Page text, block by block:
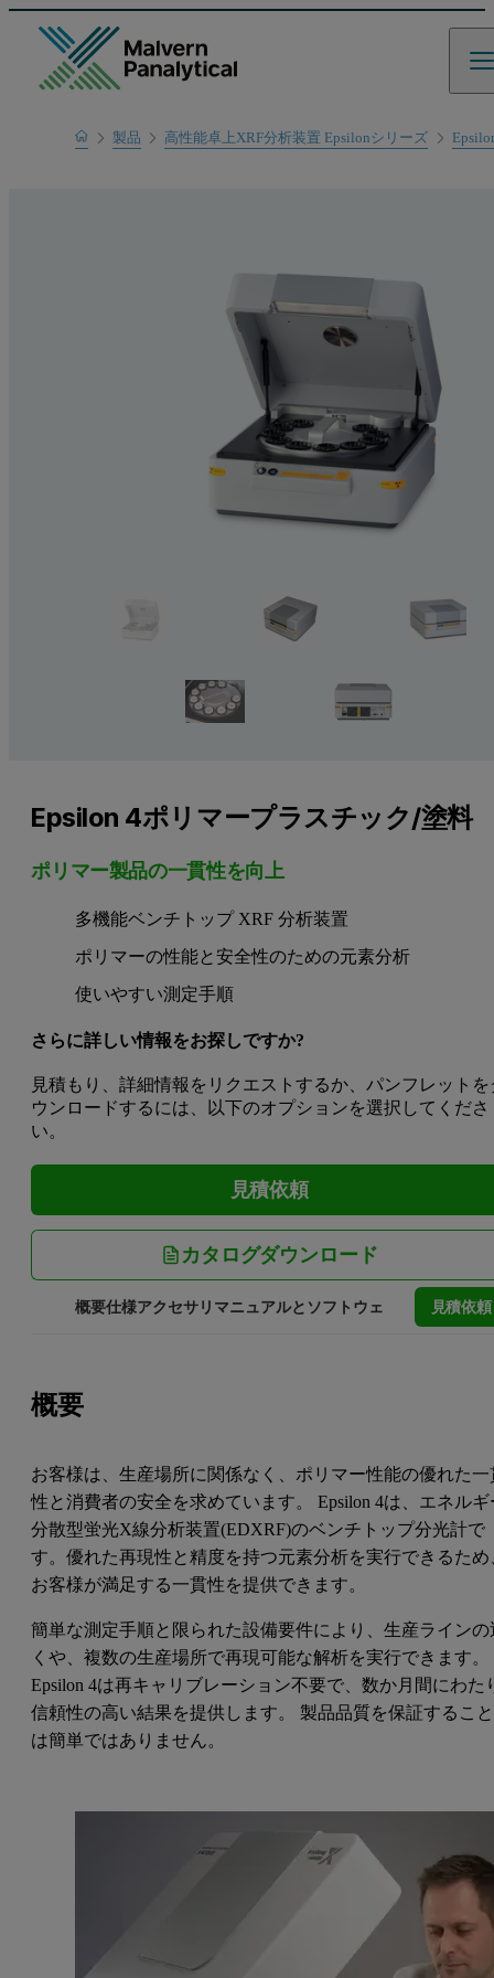
Home製品
製品一覧
高性能卓上XRF分析装置 Epsilonシリーズ
Epsilon 4ポリマープラスチック/塗料
ポリマー製品の一貫性を向上
多機能ベンチトップ XRF 分析装置
ポリマーの性能と安全性のための元素分析
使いやすい測定手順
さらに詳しい情報をお探しですか?
見積もり、詳細情報をリクエストするか、パンフレットを
ウンロードするには、以下のオプションを選択してくださ
い。
見積依頼
カタログダウンロード
概要仕様アクセサリ マニュアルとソフトウェア サービスと
見積依頼
概要
お客様は、生産場所に関係なく、ポリマー性能の優れた一
性と消費者の安全を求めています。 Epsilon 4は、エネルギ
分散型蛍光X線分析装置(EDXRF)のベンチトップ分光計で
す。優れた再現性と精度を持つ元素分析を実行できるため
お客様が満足する一貫性を提供できます。
簡単な測定手順と限られた設備要件により、生産ラインの
くや、複数の生産場所で再現可能な解析を実行できます。
Epsilon 4は再キャリブレーション不要で、数か月間にわた
信頼性の高い結果を提供します。 製品品質を保証すること
は簡単ではありません。